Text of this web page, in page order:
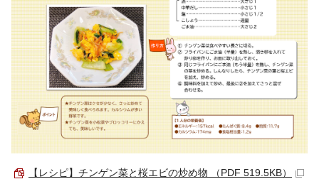
【レシピ】チンゲン菜と桜エビの炒め物 （PDF 519.5KB）